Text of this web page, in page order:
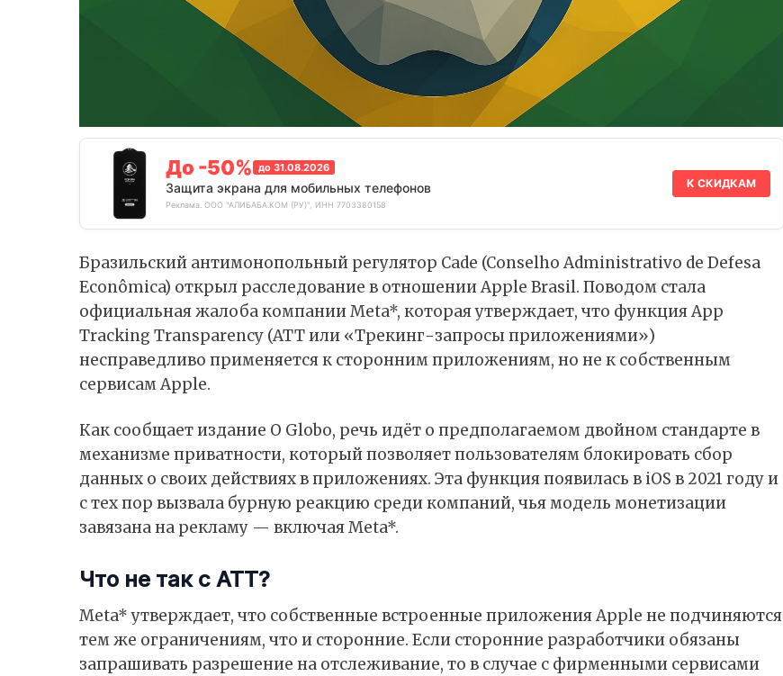
До -50% до 31.08.2026
Защита экрана для мобильных телефонов
Реклама. ООО "АЛИБАБА.КОМ (РУ)", ИНН 7703380158
К СКИДКАМ
Бразильский антимонопольный регулятор Cade (Conselho Administrativo de Defesa
Econômica) открыл расследование в отношении Apple Brasil. Поводом стала
официальная жалоба компании Meta*, которая утверждает, что функция App
Tracking Transparency (ATT или «Трекинг-запросы приложениями»)
несправедливо применяется к сторонним приложениям, но не к собственным
сервисам Apple.
Как сообщаетиздание O Globo, речь идёт о предполагаемом двойном стандарте в
механизме приватности, который позволяет пользователям блокировать сбор
данных о своих действиях в приложениях. Эта функция появилась в iOS в 2021 году и
с тех пор вызвала бурную реакцию среди компаний, чья модель монетизации
завязана на рекламу — включаяMeta*.
Что не так с ATT?
Meta* утверждает, что собственные встроенные приложенияApple не подчиняются
тем же ограничениям, что и сторонние. Если сторонние разработчики обязаны
запрашивать разрешение на отслеживание, то в случае с фирменными сервисами